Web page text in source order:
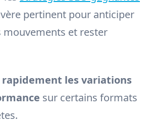
pertinent pour anticiper
mouvements et rester
rapidement les variations
sur certains formats